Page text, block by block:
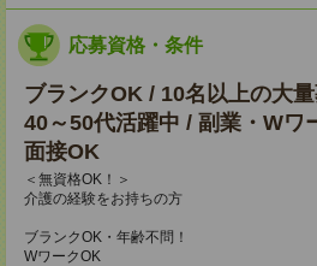
応募資格・条件
ブランクOK / 10名以上の大
40～50代活躍中 / 副業・Wワ
面接OK
＜無資格OK！＞
介護の経験をお持ちの方
ブランクOK・年齢不問！
WワークOK